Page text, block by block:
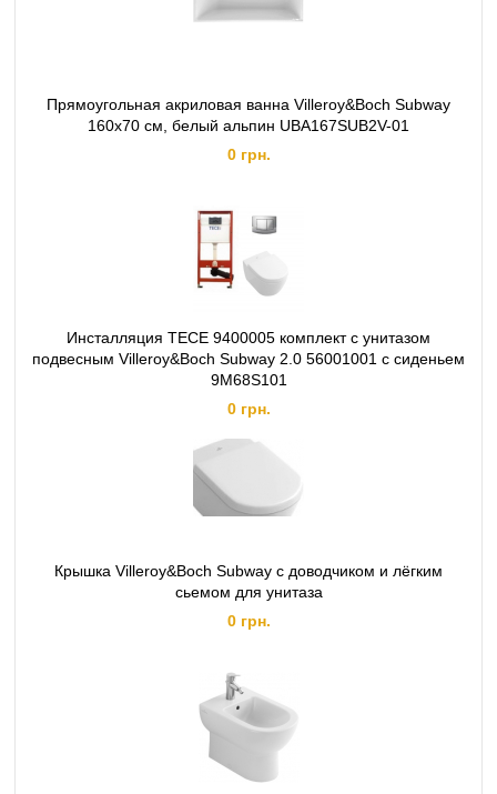
Прямоугольная акриловая ванна Villeroy&Boch Subway
160x70 см, белый альпин UBA167SUB2V-01
0 грн.
Инсталляция TECE 9400005 комплект с унитазом
подвесным Villeroy&Boch Subway 2.0 56001001 с сиденьем
9M68S101
0 грн.
Крышка Villeroy&Boch Subway с доводчиком и лёгким
сьемом для унитаза
0 грн.